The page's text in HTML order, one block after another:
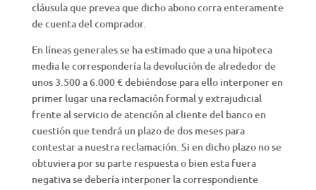
cláusula que prevea que dicho abono corra enteramente
de cuenta del comprador.
En líneas generales se ha estimado que a una hipoteca
media le correspondería la devolución de alrededor de
unos 3.500 a 6.000 € debiéndose para ello interponer en
primer lugar una reclamación formal y extrajudicial
frente al servicio de atención al cliente del banco en
cuestión que tendrá un plazo de dos meses para
contestar a nuestra reclamación. Si en dicho plazo no se
obtuviera por su parte respuesta o bien esta fuera
negativa se debería interponer la correspondiente